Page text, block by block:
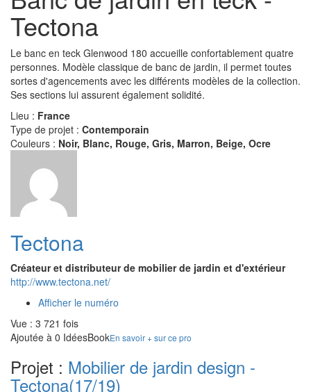
Tectona
Le banc en teck Glenwood 180 accueille confortablement quatre
personnes. Modèle classique de banc de jardin, il permet toutes
sortes d'agencements avec les différents modèles de la collection.
Ses sections lui assurent également solidité.
Lieu : France
Type de projet : Contemporain
Couleurs : Noir, Blanc, Rouge, Gris, Marron, Beige, Ocre
Tectona
Créateur et distributeur de mobilier de jardin et d'extérieur
http://www.tectona.net/
Afficher le numéro
Vue : 3 721 fois
Ajoutée à 0 IdéesBookEn savoir + sur ce pro
Projet : Mobilier de jardin design -
Tectona(17/19)